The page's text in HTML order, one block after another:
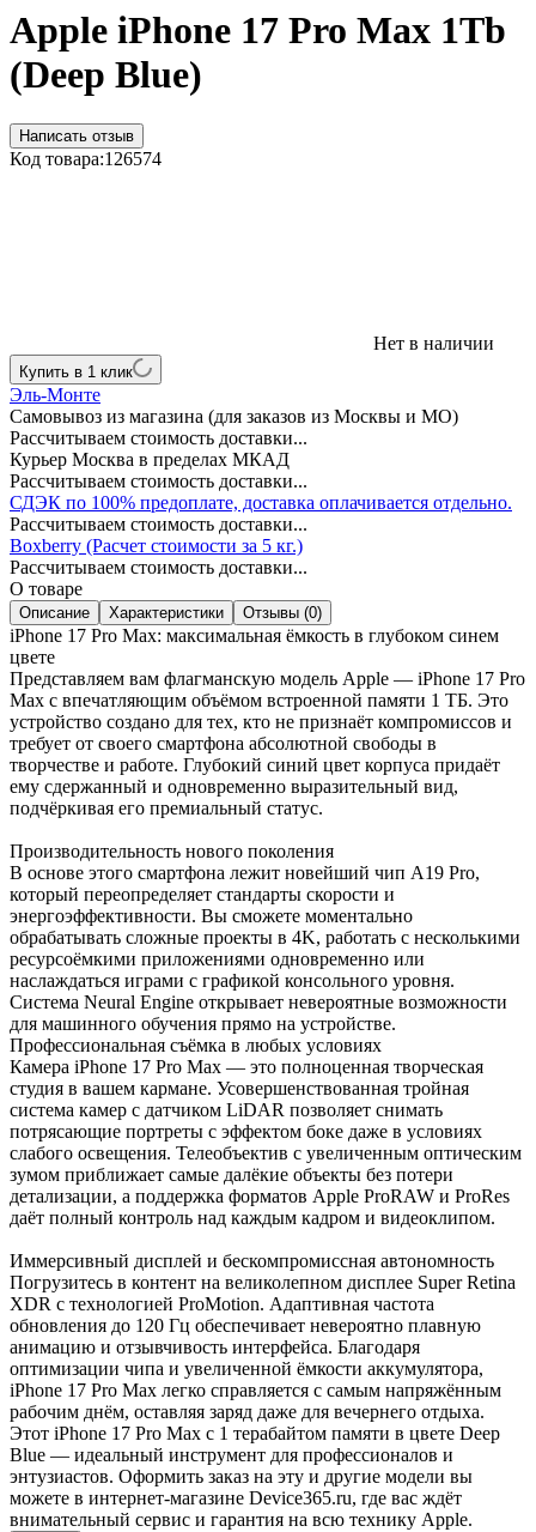
Apple iPhone 17 Pro Max 1Tb
(Deep Blue)
Написать отзыв
Код товара:126574
Нет в наличии
Купить в 1 клик
Эль-Монте
Самовывоз из магазина (для заказов из Москвы и МО)
Рассчитываем стоимость доставки...
Курьер Москва в пределах МКАД
Рассчитываем стоимость доставки...
СДЭК по 100% предоплате, доставка оплачивается отдельно.
Рассчитываем стоимость доставки...
Boxberry (Расчет стоимости за 5 кг.)
Рассчитываем стоимость доставки...
О товаре
Описание Характеристики Отзывы (0)
iPhone 17 Pro Max: максимальная ёмкость в глубоком синем
цвете
Представляем вам флагманскую модель Apple — iPhone 17 Pro
Max с впечатляющим объёмом встроенной памяти 1 ТБ. Это
устройство создано для тех, кто не признаёт компромиссов и
требует от своего смартфона абсолютной свободы в
творчестве и работе. Глубокий синий цвет корпуса придаёт
ему сдержанный и одновременно выразительный вид,
подчёркивая его премиальный статус.
Производительность нового поколения
В основе этого смартфона лежит новейший чип A19 Pro,
который переопределяет стандарты скорости и
энергоэффективности. Вы сможете моментально
обрабатывать сложные проекты в 4K, работать с несколькими
ресурсоёмкими приложениями одновременно или
наслаждаться играми с графикой консольного уровня.
Система Neural Engine открывает невероятные возможности
для машинного обучения прямо на устройстве.
Профессиональная съёмка в любых условиях
Камера iPhone 17 Pro Max — это полноценная творческая
студия в вашем кармане. Усовершенствованная тройная
система камер с датчиком LiDAR позволяет снимать
потрясающие портреты с эффектом боке даже в условиях
слабого освещения. Телеобъектив с увеличенным оптическим
зумом приближает самые далёкие объекты без потери
детализации, а поддержка форматов Apple ProRAW и ProRes
даёт полный контроль над каждым кадром и видеоклипом.
Иммерсивный дисплей и бескомпромиссная автономность
Погрузитесь в контент на великолепном дисплее Super Retina
XDR с технологией ProMotion. Адаптивная частота
обновления до 120 Гц обеспечивает невероятно плавную
анимацию и отзывчивость интерфейса. Благодаря
оптимизации чипа и увеличенной ёмкости аккумулятора,
iPhone 17 Pro Max легко справляется с самым напряжённым
рабочим днём, оставляя заряд даже для вечернего отдыха.
Этот iPhone 17 Pro Max с 1 терабайтом памяти в цвете Deep
Blue — идеальный инструмент для профессионалов и
энтузиастов. Оформить заказ на эту и другие модели вы
можете в интернет-магазине Device365.ru, где вас ждёт
внимательный сервис и гарантия на всю технику Apple.